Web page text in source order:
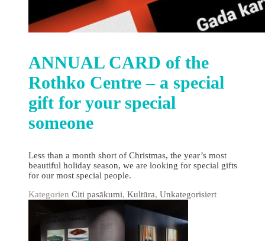
ANNUAL CARD of the
Rothko Centre – a special
gift for your special
someone
Less than a month short of Christmas, the year’s most
beautiful holiday season, we are looking for special gifts
for our most special people.
Kategorien Citi pasākumi, Kultūra, Unkategorisiert